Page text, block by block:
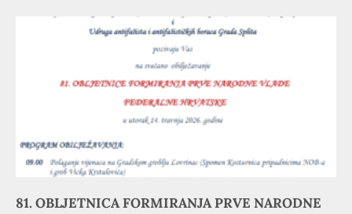
81. OBLJETNICA FORMIRANJA PRVE NARODNE